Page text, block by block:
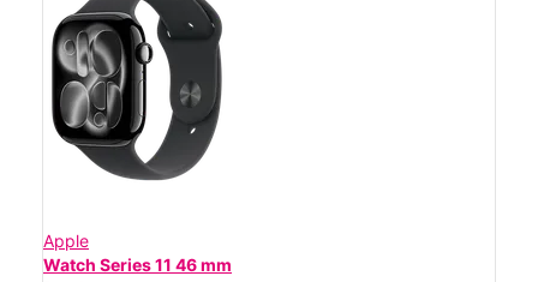
Apple
Watch Series 11 46 mm